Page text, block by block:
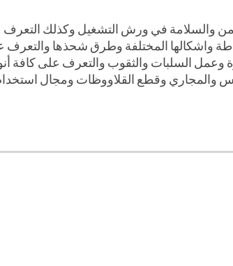
والسلامة في ورش التشغيل وكذلك التعرف
واشكالها المختلفة وطرق شحذها
وعمل السلبات والثقوب والتعرف على كافة
وقطع القلاووظات ومجال استخدام